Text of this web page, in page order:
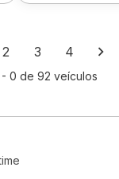
2 3 4
- 0 de 92 veículos